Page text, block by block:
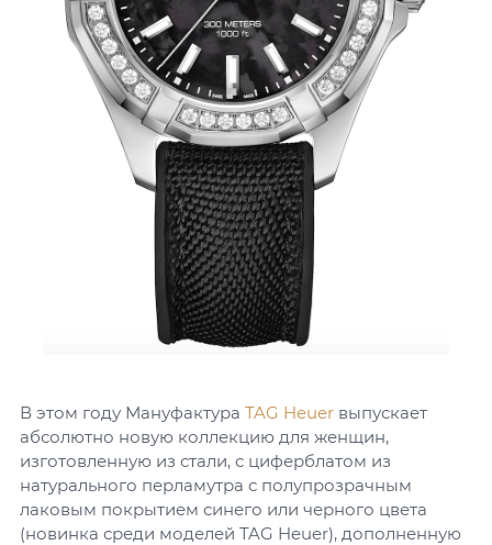
В этом году Мануфактура TAG Heuer выпускает
абсолютно новую коллекцию для женщин,
изготовленную из стали, с циферблатом из
натурального перламутра с полупрозрачным
лаковым покрытием синего или черного цвета
(новинка среди моделей TAG Heuer), дополненную